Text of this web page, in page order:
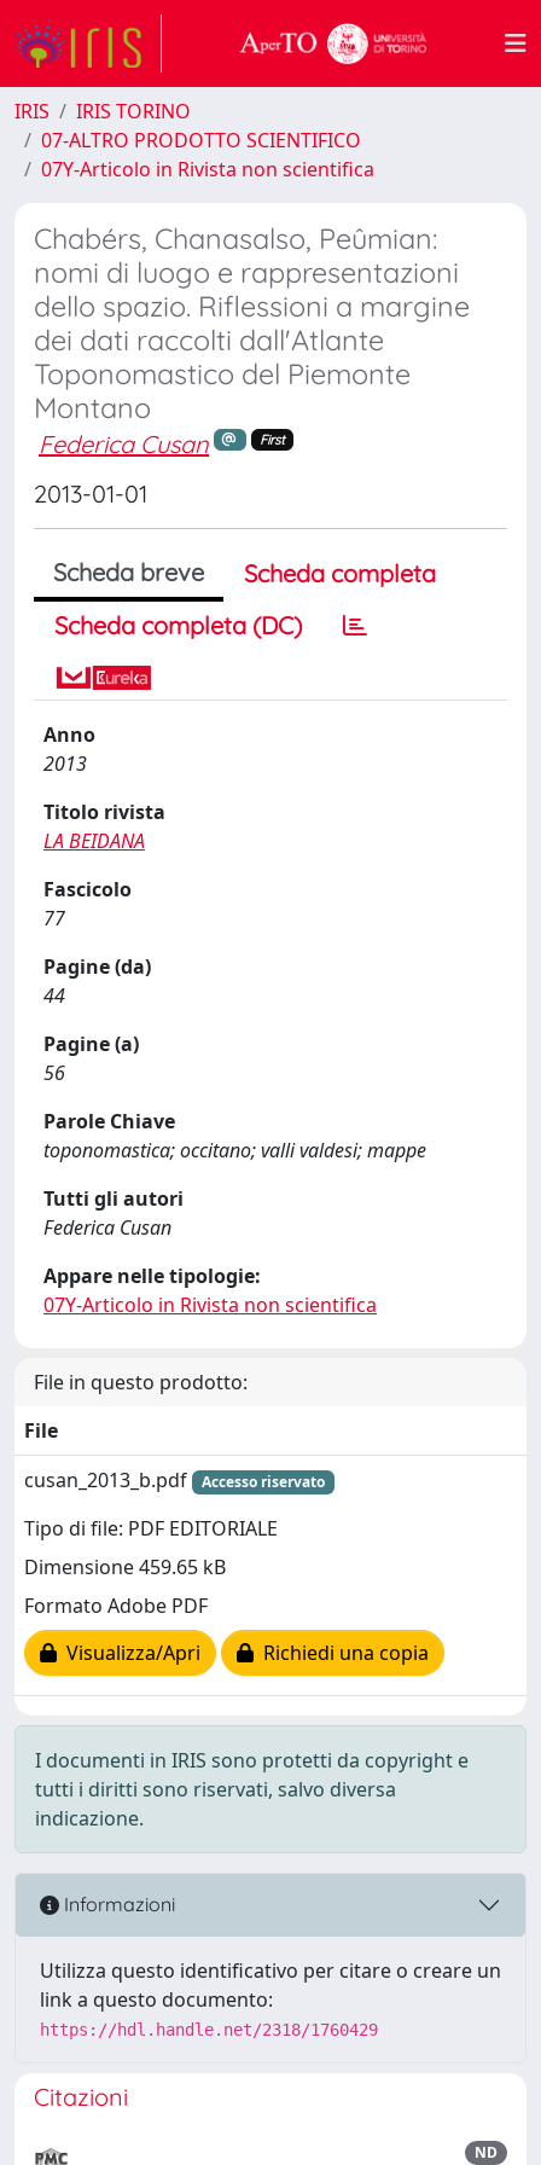
IRIS
IRIS TORINO
07-ALTRO PRODOTTO SCIENTIFICO
07Y-Articolo in Rivista non scientifica
Chabérs, Chanasalso, Peûmian:
nomi di luogo e rappresentazioni
dello spazio. Riflessioni a margine
dei dati raccolti dall'Atlante
Toponomastico del Piemonte
Montano
Federica Cusan First
2013-01-01
Scheda breve
Scheda completa
Scheda completa (DC)
Anno
2013
Titolo rivista
LA BEIDANA
Fascicolo
77
Pagine (da)
44
Pagine (a)
56
Parole Chiave
toponomastica; occitano; valli valdesi; mappe
Tutti gli autori
Federica Cusan
Appare nelle tipologie:
07Y-Articolo in Rivista non scientifica
File in questo prodotto:
File
cusan_2013_b.pdf
Accesso riservato
Tipo di file: PDF EDITORIALE
Dimensione 459.65 kB
Formato Adobe PDF
Visualizza/Apri
Richiedi una copia
I documenti in IRIS sono protetti da copyright e
tutti i diritti sono riservati, salvo diversa
indicazione.
Informazioni
Utilizza questo identificativo per citare o creare un
link a questo documento:
https://hdl.handle.net/2318/1760429
Citazioni
ND